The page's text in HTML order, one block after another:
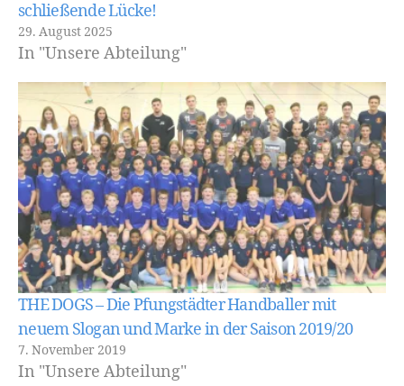
schließende Lücke!
29. August 2025
In "Unsere Abteilung"
THE DOGS – Die Pfungstädter Handballer mit
neuem Slogan und Marke in der Saison 2019/20
7. November 2019
In "Unsere Abteilung"